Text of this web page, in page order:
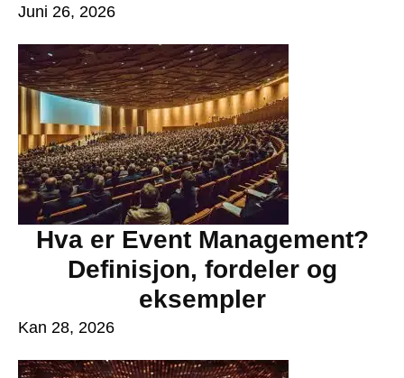
Juni 26, 2026
Hva er Event Management?
Definisjon, fordeler og
eksempler
Kan 28, 2026